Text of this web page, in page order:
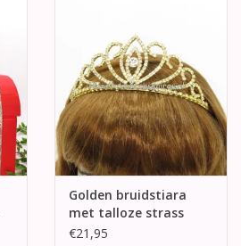
Golden bruidstiara
met talloze strass
stenen
€21,95